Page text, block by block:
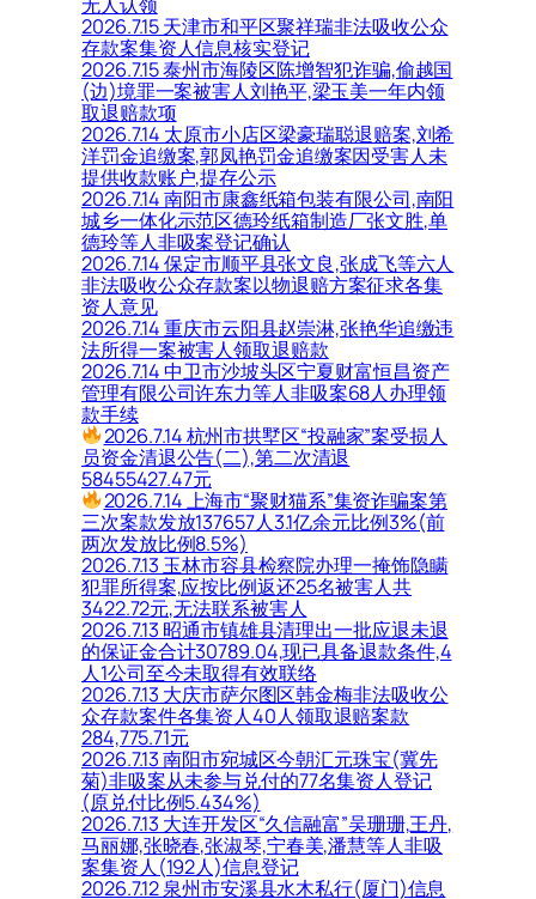
2026.7.15 天津市和平区聚祥瑞非法吸收公众
存款案集资人信息核实登记
2026.7.15 泰州市海陵区陈增智犯诈骗,偷越国
(边)境罪一案被害人刘艳平,梁玉美一年内领
取退赔款项
2026.7.14 太原市小店区梁豪瑞聪退赔案,刘希
洋罚金追缴案,郭凤艳罚金追缴案因受害人未
提供收款账户,提存公示
2026.7.14 南阳市康鑫纸箱包装有限公司,南阳
城乡一体化示范区德玲纸箱制造厂张文胜,单
德玲等人非吸案登记确认
2026.7.14 保定市顺平县张文良,张成飞等六人
非法吸收公众存款案以物退赔方案征求各集
资人意见
2026.7.14 重庆市云阳县赵崇淋,张艳华追缴违
法所得一案被害人领取退赔款
2026.7.14 中卫市沙坡头区宁夏财富恒昌资产
管理有限公司许东力等人非吸案68人办理领
款手续
2026.7.14 杭州市拱墅区“投融家”案受损人
员资金清退公告(二),第二次清退
58455427.47元
2026.7.14 上海市“聚财猫系”集资诈骗案第
三次案款发放137657人3.1亿余元比例3%(前
两次发放比例8.5%)
2026.7.13 玉林市容县检察院办理一掩饰隐瞒
犯罪所得案,应按比例返还25名被害人共
3422.72元,无法联系被害人
2026.7.13 昭通市镇雄县清理出一批应退未退
的保证金合计30789.04,现已具备退款条件,4
人1公司至今未取得有效联络
2026.7.13 大庆市萨尔图区韩金梅非法吸收公
众存款案件各集资人40人领取退赔案款
284,775.71元
2026.7.13 南阳市宛城区今朝汇元珠宝(冀先
菊)非吸案从未参与兑付的77名集资人登记
(原兑付比例5.434%)
2026.7.13 大连开发区“久信融富”吴珊珊,王丹,
马丽娜,张晓春,张淑琴,宁春美,潘慧等人非吸
案集资人(192人)信息登记
2026.7.12 泉州市安溪县水木私行(厦门)信息